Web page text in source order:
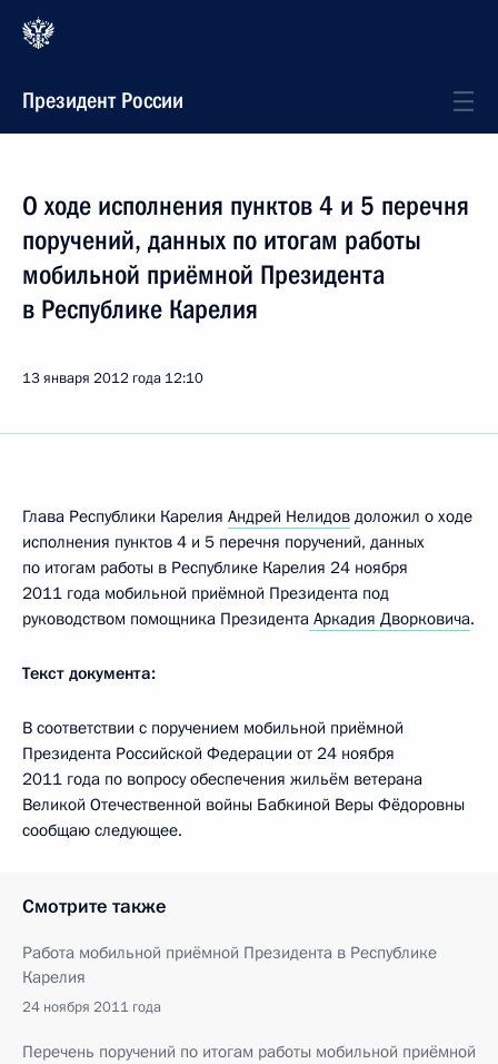
Президент России
О ходе исполнения пунктов 4 и 5 перечня
поручений, данных по итогам работы
мобильной приёмной Президента
в Республике Карелия
13 января 2012 года 12:10
Глава Республики Карелия Андрей Нелидов доложил о ходе
исполнения пунктов 4 и 5 перечня поручений, данных
по итогам работы в Республике Карелия 24 ноября
2011 года мобильной приёмной Президента под
руководством помощника Президента Аркадия Дворковича.
Текст документа:
В соответствии с поручением мобильной приёмной
Президента Российской Федерации от 24 ноября
2011 года по вопросу обеспечения жильём ветерана
Великой Отечественной войны Бабкиной Веры Фёдоровны
сообщаю следующее.
Смотрите также
Работа мобильной приёмной Президента в Республике
Карелия
24 ноября 2011 года
Перечень поручений по итогам работы мобильной приёмной